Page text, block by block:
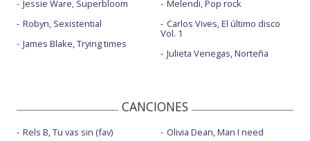
Jessie Ware, Superbloom
Robyn, Sexistential
James Blake, Trying times
Melendi, Pop rock
Carlos Vives, El último disco
Vol. 1
Julieta Venegas, Norteña
CANCIONES
Rels B, Tu vas sin (fav) Olivia Dean, Man I need